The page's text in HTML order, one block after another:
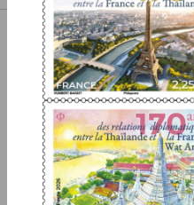
Inscrivez-vous
JE